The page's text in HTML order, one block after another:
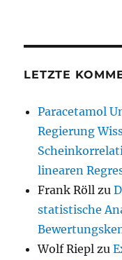
LETZTE
Paracetamol
Regierung
linearen
Frank Röll zu
statistische
Wolf Riepl zu